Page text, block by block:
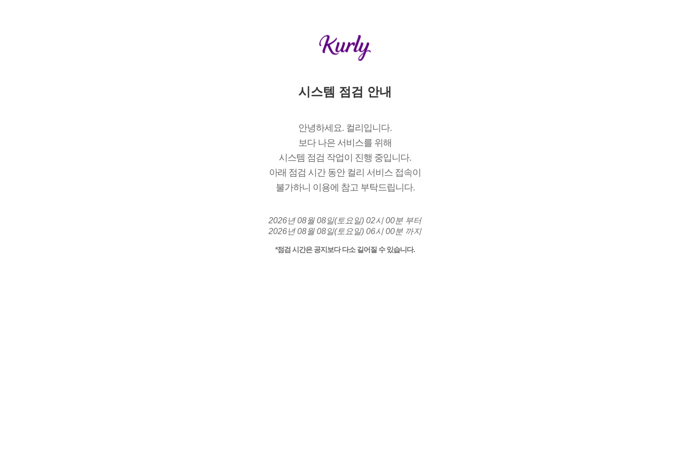
시스템 점검 안내
안녕하세요. 컬리입니다.
보다 나은 서비스를 위해
시스템 점검 작업이 진행 중입니다.
아래 점검 시간 동안 컬리 서비스 접속이
불가하니 이용에 참고 부탁드립니다.
2026년 08월 08일(토요일) 02시 00분 부터
2026년 08월 08일(토요일) 06시 00분 까지
*점검 시간은 공지보다 다소 길어질 수 있습니다.